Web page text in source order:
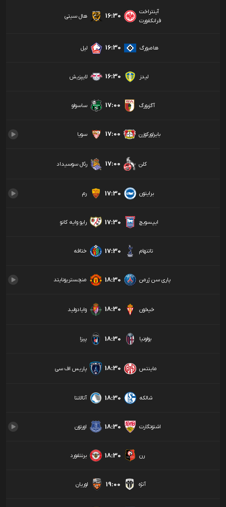
آینتراخت
فرانکفورت
16:30 هال سیتی
هامبورگ 16:30 لیل
لیدز 16:30 لایپزیش
آگزبورگ 17:00 ساسولو
بایرلورکوزن 17:00 سویا
کلن 17:00 رئال سوسیداد
برایتون 17:30 رم
ایپسویچ 17:30 رایو وایه کانو
تاتنهام 17:30 ختافه
پاری سن ژرمن 18:30 منچستریونایتد
خیخون 18:30 وایادولید
بولونیا 18:30 پیزا
ماینتس 18:30 پاریس اف سی
شالکه 18:30 آتالانتا
اشتوتگارت 18:30 اورتون
رن 18:30 برنتفورد
آنژه 19:00 لوریان